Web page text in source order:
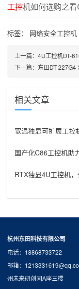
工控机如何选购之
么不同？
标签： 网络安全工控机
上一篇： 4U工控机DT-
下一篇： 东田DT-
相关文章
宽温独显可扩展工控
怎么选？
国产化C86工控机助
RTX独显4U工控机
杭州东田科技有限公司
电话：18868733722
邮箱：
州未来研创园A座三楼